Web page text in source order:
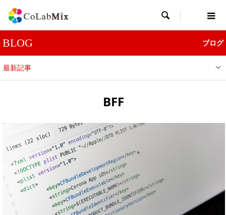

BLOG ブログ
最新記事
BFF